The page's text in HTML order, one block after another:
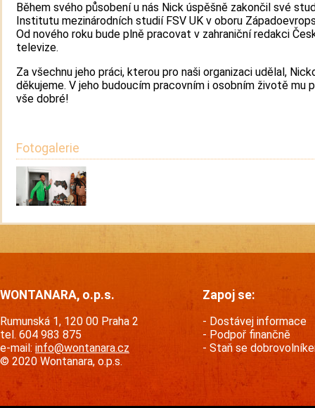
Během svého působení u nás Nick úspěšně zakončil své
Institutu mezinárodních studií FSV UK v oboru
Od nového roku bude plně pracovat v zahraniční redakci
televize.
Za všechnu jeho práci, kterou pro naši organizaci udělal,
děkujeme. V jeho budoucím pracovním i osobním životě mu
vše dobré!
Fotogalerie
WONTANARA, o.p.s.
Rumunská 1, 120 00 Praha 2
tel. 604 983 875
e-mail: info@wontanara.cz
© 2020 Wontanara, o.p.s.
Zapoj se:
Dostávej informace
Podpoř finančně
Staň se